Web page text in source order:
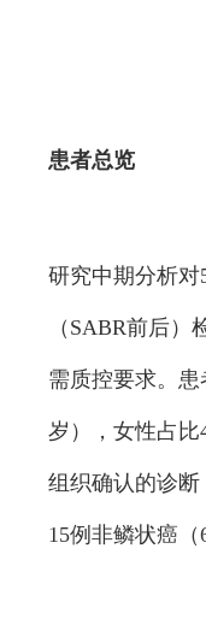
患者总览
研究中期分析
（SABR前后
需质控要求。患
岁），女性占比
组织确认的诊断
15例非鳞状癌（